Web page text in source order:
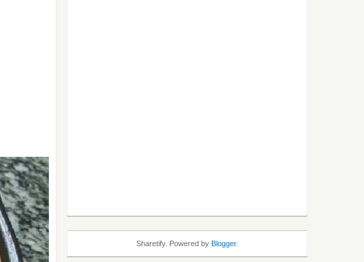
Sharetify. Powered by Blogger.